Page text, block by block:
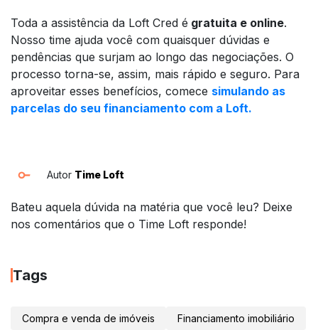
Toda a assistência da Loft Cred é gratuita e online.
Nosso time ajuda você com quaisquer dúvidas e
pendências que surjam ao longo das negociações. O
processo torna-se, assim, mais rápido e seguro. Para
aproveitar esses benefícios, comece simulando as
parcelas do seu financiamento com a Loft.
Autor Time Loft
Bateu aquela dúvida na matéria que você leu? Deixe
nos comentários que o Time Loft responde!
Tags
Compra e venda de imóveis Financiamento imobiliário